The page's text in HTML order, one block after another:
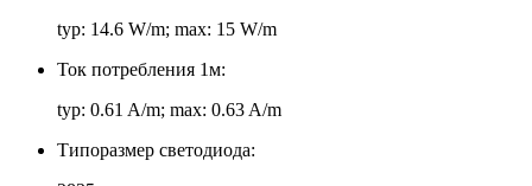
typ: 14.6 W/m; max: 15 W/m
Ток потребления 1м:
typ: 0.61 A/m; max: 0.63 A/m
Типоразмер светодиода: